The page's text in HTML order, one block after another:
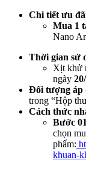
Chi tiết ưu
Mua 1
Nano
Thời gian sử
Xịt khử
ngày
Đối tượng áp
trong “Hộp
Cách thức
Bước
chọn
phẩm:
khuan-